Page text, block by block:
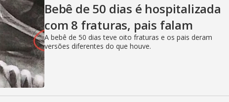
Bebê de 50 dias é hospitalizada
com 8 fraturas, pais falam
A bebê de 50 dias teve oito fraturas e os pais deram
versões diferentes do que houve.